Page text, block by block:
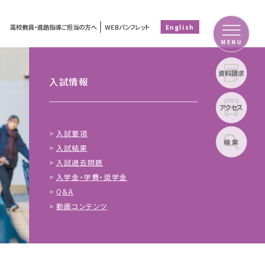
高校教員・進路指導ご担当の方へ WEBパンフレット English
MENU
資料請求
アクセス
検 索
入試情報
入試要項
入試結果
入試過去問題
入学金・学費・奨学金
Q＆A
動画コンテンツ